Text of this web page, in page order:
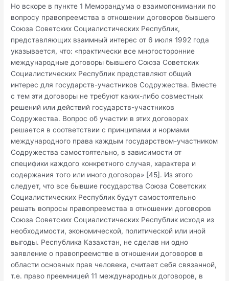
Но вскоре в пункте 1 Меморандума о взаимопонимании по
вопросу правопреемства в отношении договоров бывшего
Союза Советских Социалистических Республик,
представляющих взаимный интерес от 6 июля 1992 года
указывается, что: «практически все многосторонние
международные договоры бывшего Союза Советских
Социалистических Республик представляют общий
интерес для государств-участников Содружества. Вместе
с тем эти договоры не требуют каких-либо совместных
решений или действий государств-участников
Содружества. Вопрос об участии в этих договорах
решается в соответствии с принципами и нормами
международного права каждым государством-участником
Содружества самостоятельно, в зависимости от
специфики каждого конкретного случая, характера и
содержания того или иного договора» [45]. Из этого
следует, что все бывшие государства Союза Советских
Социалистических Республик будут самостоятельно
решать вопросы правопреемства в отношении договоров
Союза Советских Социалистических Республик исходя из
необходимости, экономической, политической или иной
выгоды. Республика Казахстан, не сделав ни одно
заявление о правопреемстве в отношении договоров в
области основных прав человека, считает себя связанной,
т.е. право преемницей 11 международных договоров, в